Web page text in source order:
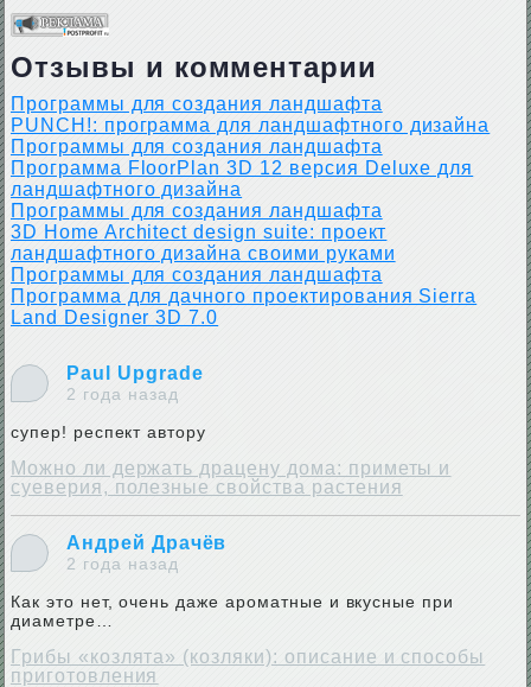
Отзывы и комментарии
Программы для создания ландшафта
PUNCH!: программа для ландшафтного дизайна
Программы для создания ландшафта
Программа FloorPlan 3D 12 версия Deluxe для
ландшафтного дизайна
Программы для создания ландшафта
3D Home Architect design suite: проект
ландшафтного дизайна своими руками
Программы для создания ландшафта
Программа для дачного проектирования Sierra
Land Designer 3D 7.0
Paul Upgrade
2 года назад
супер! респект автору
Можно ли держать драцену дома: приметы и
суеверия, полезные свойства растения
Андрей Драчёв
2 года назад
Как это нет, очень даже ароматные и вкусные при
диаметре…
Грибы «козлята» (козляки): описание и способы
приготовления